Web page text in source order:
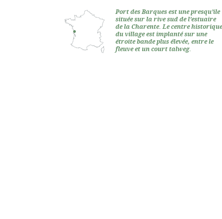
Port des Barques est une presqu’ile
située sur la rive sud de l’estuaire
de la Charente. Le centre historique
du village est implanté sur une
étroite bande plus élevée, entre le
fleuve et un court talweg.